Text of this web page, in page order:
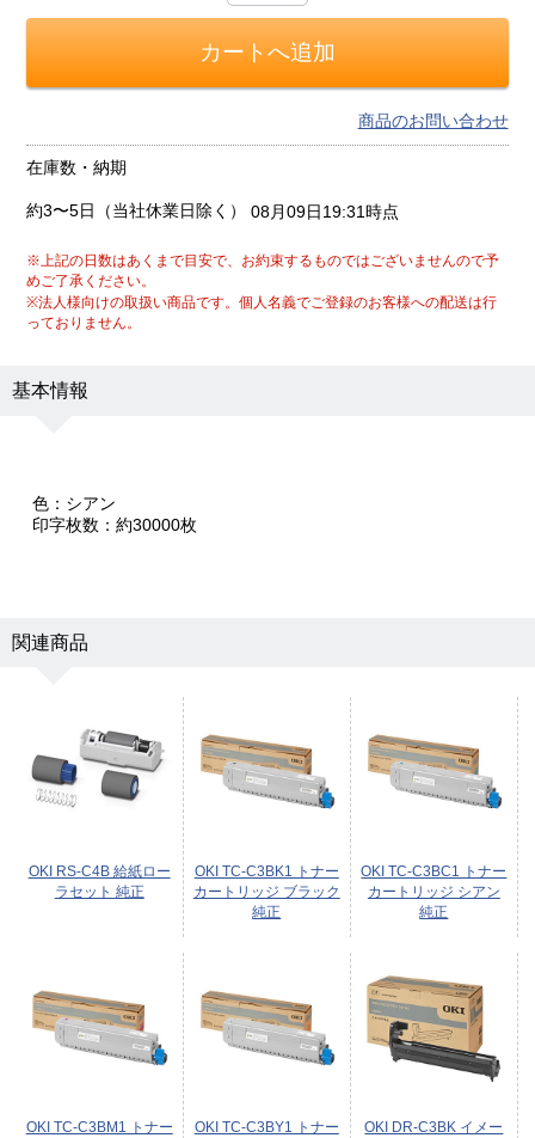
商品のお問い合わせ
在庫数・納期
約3〜5日（当社休業日除く） 08月09日19:31時点
※上記の日数はあくまで目安で、お約束するものではございませんので予
めご了承ください。
※法人様向けの取扱い商品です。個人名義でご登録のお客様への配送は行
っておりません。
基本情報
色：シアン
印字枚数：約30000枚
関連商品
OKI RS-C4B 給紙ロー
ラセット 純正
OKI TC-C3BK1 トナー
カートリッジ ブラック
純正
OKI TC-C3BC1 トナー
カートリッジ シアン
純正
OKI TC-C3BM1 トナー
OKI TC-C3BY1 トナー
OKI DR-C3BK イメー